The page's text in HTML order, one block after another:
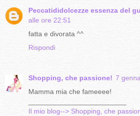
Peccatididolcezze essenza del
alle ore 22:51
fatta e divorata ^^
Rispondi
Shopping, che passione! 7
Mamma mia che fameeee!
Il mio blog--> Shopping, che